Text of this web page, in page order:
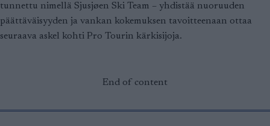
tunnettu nimellä Sjusjøen Ski Team – yhdistää nuoruuden
päättäväisyyden ja vankan kokemuksen tavoitteenaan ottaa
seuraava askel kohti Pro Tourin kärkisijoja.
End of content